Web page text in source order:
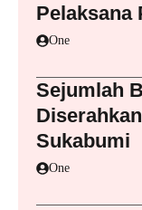
Pelaksana
One
Sejumlah
Sukabumi
One